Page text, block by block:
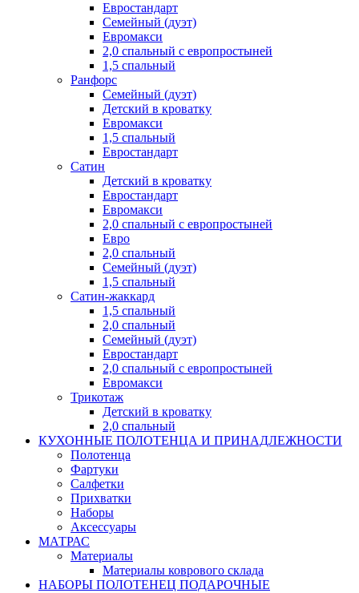
Евростандарт
Семейный (дуэт)
Евромакси
2,0 спальный с европростыней
1,5 спальный
Ранфорс
Семейный (дуэт)
Детский в кроватку
Евромакси
1,5 спальный
Евростандарт
Сатин
Детский в кроватку
Евростандарт
Евромакси
2,0 спальный с европростыней
Евро
2,0 спальный
Семейный (дуэт)
1,5 спальный
Сатин-жаккард
1,5 спальный
2,0 спальный
Семейный (дуэт)
Евростандарт
2,0 спальный с европростыней
Евромакси
Трикотаж
Детский в кроватку
2,0 спальный
КУХОННЫЕ ПОЛОТЕНЦА И ПРИНАДЛЕЖНОСТИ
Полотенца
Фартуки
Салфетки
Прихватки
Наборы
Аксессуары
МАТРАС
Материалы
Материалы коврового склада
НАБОРЫ ПОЛОТЕНЕЦ ПОДАРОЧНЫЕ